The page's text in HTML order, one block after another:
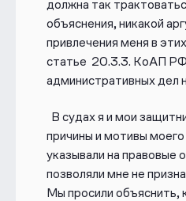
должна так
объяснения, никакой
привлечения меня в
статье 20.3.3. КоАП
административных дел
В судах я и мои
причины и мотивы
указывали на правовые
позволяли мне не
Мы просили объяснить,